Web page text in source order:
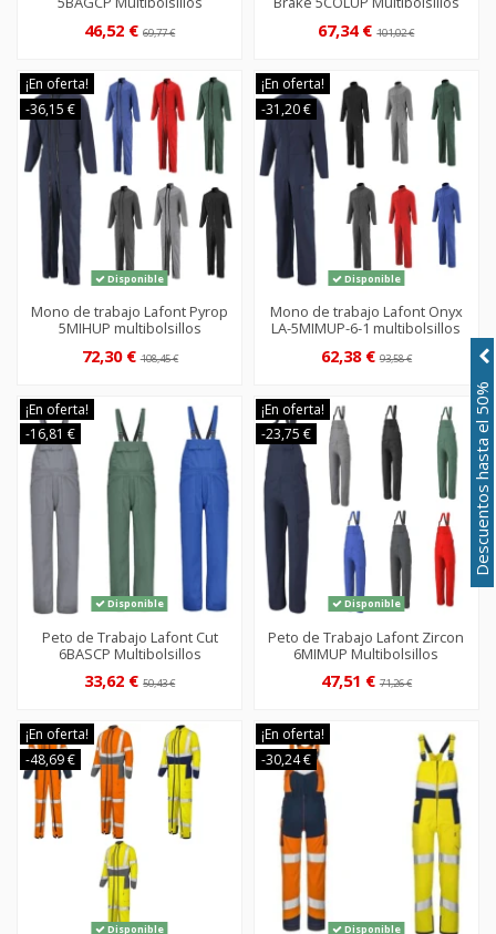
46,52 €69,77 € 67,34 €101,02 €
¡En oferta!
-36,15 €
Disponible
Mono de trabajo Lafont Pyrop
5MIHUP multibolsillos
72,30 €108,45 €
¡En oferta!
-31,20 €
Disponible
Mono de trabajo Lafont Onyx
LA-5MIMUP-6-1 multibolsillos
62,38 €93,58 €
¡En oferta!
-16,81 €
Disponible
Peto de Trabajo Lafont Cut
6BASCP Multibolsillos
33,62 €50,43 €
¡En oferta!
-23,75 €
Disponible
Peto de Trabajo Lafont Zircon
6MIMUP Multibolsillos
47,51 €71,26 €
¡En oferta!
-48,69 €
Disponible
¡En oferta!
-30,24 €
Disponible
Descuentos hasta el 50%